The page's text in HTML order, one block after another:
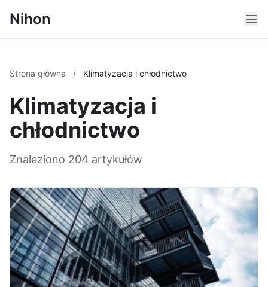
Nihon
Strona główna / Klimatyzacja i chłodnictwo
Klimatyzacja i
chłodnictwo
Znaleziono 204 artykułów